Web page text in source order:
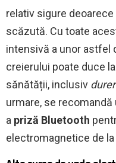
relativ sigure
scăzută. Cu toate
intensivă a unor astfel
creierului poate duce
sănătății, inclusiv
urmare, se recomandă
a priză Bluetooth
electromagnetice de